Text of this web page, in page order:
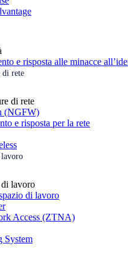
e risposta alle minacce
di rete
di rete
(NGFW)
e risposta per la rete
di lavoro
di lavoro
Access (ZTNA)
System